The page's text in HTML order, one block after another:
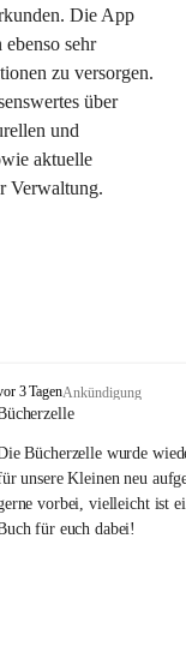
Die App
sehr
zu versorgen.
über
und
aktuelle
Verwaltung.
3 TagenAnkündigung
Bücherzelle wurde
unsere Kleinen neu
vorbei, vielleicht ist
für euch dabei!